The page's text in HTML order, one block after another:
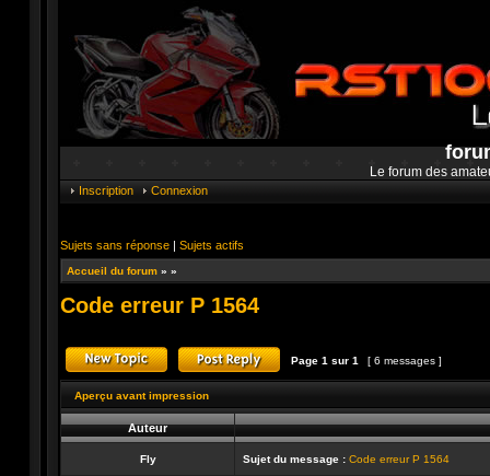
Le forum des
Inscription Connexion
Sujets sans réponse | Sujets actifs
Accueil du forum » »
Code erreur P 1564
Publier un nouveau sujetRépondre au sujet
Page 1 sur 1 [ 6 messages ]
Aperçu avant impression
Auteur
Fly Sujet du message : Code erreur P 1564